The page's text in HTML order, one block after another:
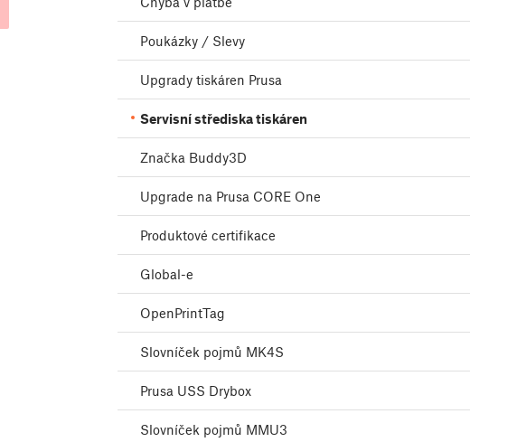
Poukázky / Slevy
Upgrady tiskáren Prusa
Servisní střediska tiskáren
Značka Buddy3D
Upgrade na Prusa CORE One
Produktové certifikace
Global-e
OpenPrintTag
Slovníček pojmů MK4S
Prusa USS Drybox
Slovníček pojmů MMU3